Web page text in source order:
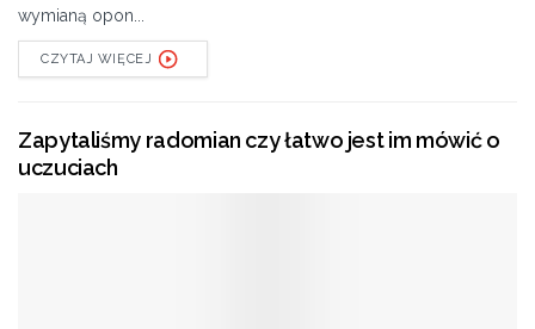
wymianą opon...
CZYTAJ WIĘCEJ
Zapytaliśmy radomian czy łatwo jest im mówić o
uczuciach